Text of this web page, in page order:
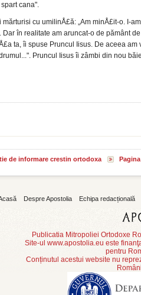
cana".
cu umilinÅ£ă: „Am minÅ£it-o. I-
în realitate am aruncat-o de pământ
ta, îi spuse Pruncul Iisus. De aceea am
Pruncul Iisus îi zâmbi din nou
de informare crestin ortodoxa
Despre Apostolia Echipa redacțională
Publicatia Mitropoliei Ortodoxe
Site-ul www.apostolia.eu este
pentru
Conținutul acestui website nu